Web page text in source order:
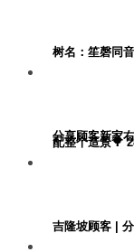
树名：笙磬同
分享顾客新家
配整个造景🌳
吉隆坡顾客 |